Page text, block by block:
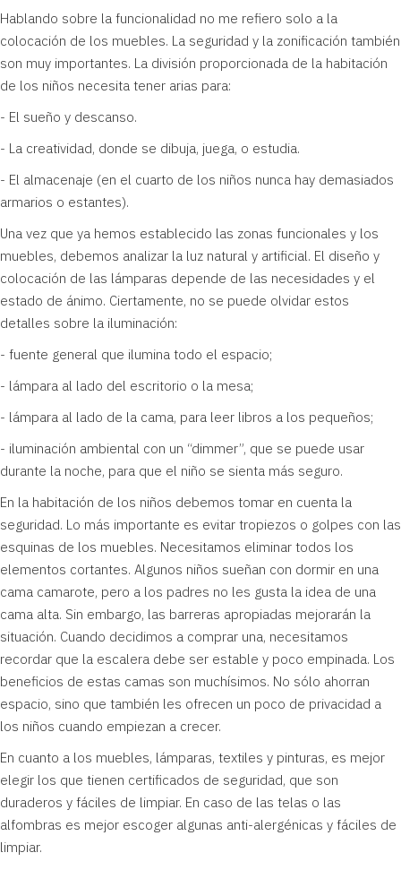
Hablando sobre la funcionalidad no me refiero solo a la
colocación de los muebles. La seguridad y la zonificación también
son muy importantes. La división proporcionada de la habitación
de los niños necesita tener arias para:
- El sueño y descanso.
- La creatividad, donde se dibuja, juega, o estudia.
- El almacenaje (en el cuarto de los niños nunca hay demasiados
armarios o estantes).
Una vez que ya hemos establecido las zonas funcionales y los
muebles, debemos analizar la luz natural y artificial. El diseño y
colocación de las lámparas depende de las necesidades y el
estado de ánimo. Ciertamente, no se puede olvidar estos
detalles sobre la iluminación:
- fuente general que ilumina todo el espacio;
- lámpara al lado del escritorio o la mesa;
- lámpara al lado de la cama, para leer libros a los pequeños;
- iluminación ambiental con un “dimmer”, que se puede usar
durante la noche, para que el niño se sienta más seguro.
En la habitación de los niños debemos tomar en cuenta la
seguridad. Lo más importante es evitar tropiezos o golpes con las
esquinas de los muebles. Necesitamos eliminar todos los
elementos cortantes. Algunos niños sueñan con dormir en una
cama camarote, pero a los padres no les gusta la idea de una
cama alta. Sin embargo, las barreras apropiadas mejorarán la
situación. Cuando decidimos a comprar una, necesitamos
recordar que la escalera debe ser estable y poco empinada. Los
beneficios de estas camas son muchísimos. No sólo ahorran
espacio, sino que también les ofrecen un poco de privacidad a
los niños cuando empiezan a crecer.
En cuanto a los muebles, lámparas, textiles y pinturas, es mejor
elegir los que tienen certificados de seguridad, que son
duraderos y fáciles de limpiar. En caso de las telas o las
alfombras es mejor escoger algunas anti-alergénicas y fáciles de
limpiar.